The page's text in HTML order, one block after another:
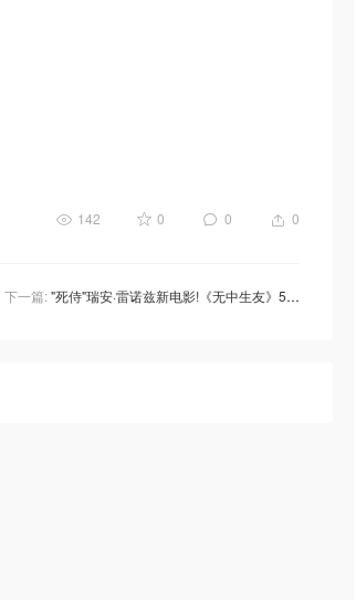
142 0 0 0
下一篇:"死侍"瑞安·雷诺兹新电影!《无中生友》5月17日美国上映！奇幻冒险即将启程！